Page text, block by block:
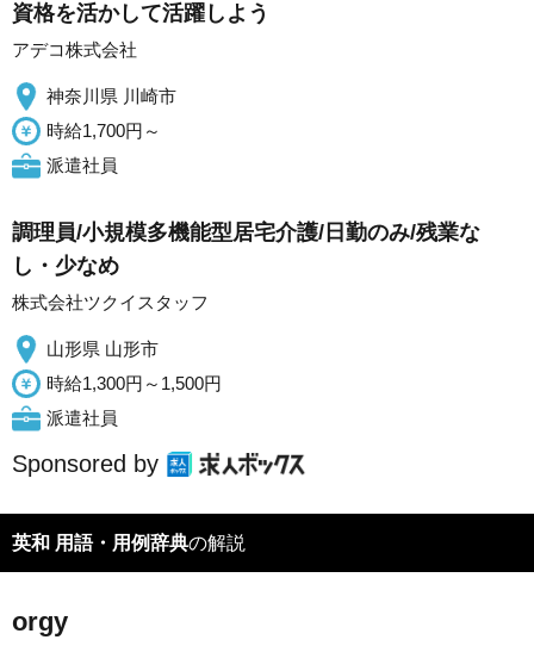
資格を活かして活躍しよう
アデコ株式会社
神奈川県 川崎市
時給1,700円～
派遣社員
調理員/小規模多機能型居宅介護/日勤のみ/残業な
し・少なめ
株式会社ツクイスタッフ
山形県 山形市
時給1,300円～1,500円
派遣社員
Sponsored by
英和 用語・用例辞典の解説
orgy